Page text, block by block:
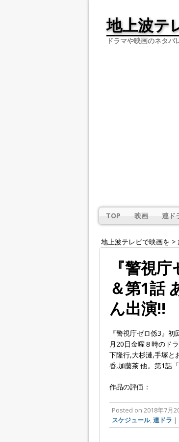
地上波テ
ドラマや映画のネタバ
TOP 映画 連ド
地上波テレビで映画を >
『警視
＆第1話
ん出演!!
『警視庁ゼロ係3』
月20日金曜８時のド
下隆行,大杉漣,手塚と
香,加藤茶 他。第1話
作品の評価：
Posted on 2018年7月
スケジュール,連ドラ |